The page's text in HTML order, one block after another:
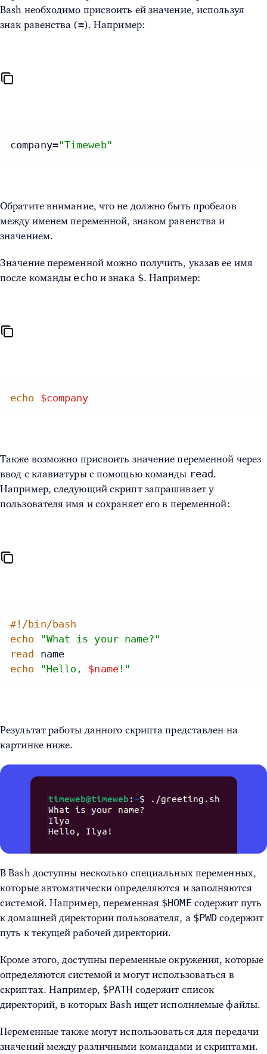
Bash необходимо присвоить ей значение, используя
знак равенства (=). Например:
company="Timeweb"
Обратите внимание, что не должно быть пробелов
между именем переменной, знаком равенства и
значением.
Значение переменной можно получить, указав ее имя
после команды echo и знака $. Например:
echo $company
Также возможно присвоить значение переменной через
ввод с клавиатуры с помощью команды read.
Например, следующий скрипт запрашивает у
пользователя имя и сохраняет его в переменной:
#!/bin/bash
echo
"What is your name?"
read
name
echo
"Hello, $name!"
Результат работы данного скрипта представлен на
картинке ниже.
В Bash доступны несколько специальных переменных,
которые автоматически определяются и заполняются
системой. Например, переменная $HOMEсодержит путь
к домашней директории пользователя, а $PWD содержит
путь к текущей рабочей директории.
Кроме этого, доступны переменные окружения, которые
определяются системой и могут использоваться в
скриптах. Например, $PATH содержит список
директорий, в которых Bash ищет исполняемые файлы.
Переменные также могут использоваться для передачи
значений между различными командами и скриптами.